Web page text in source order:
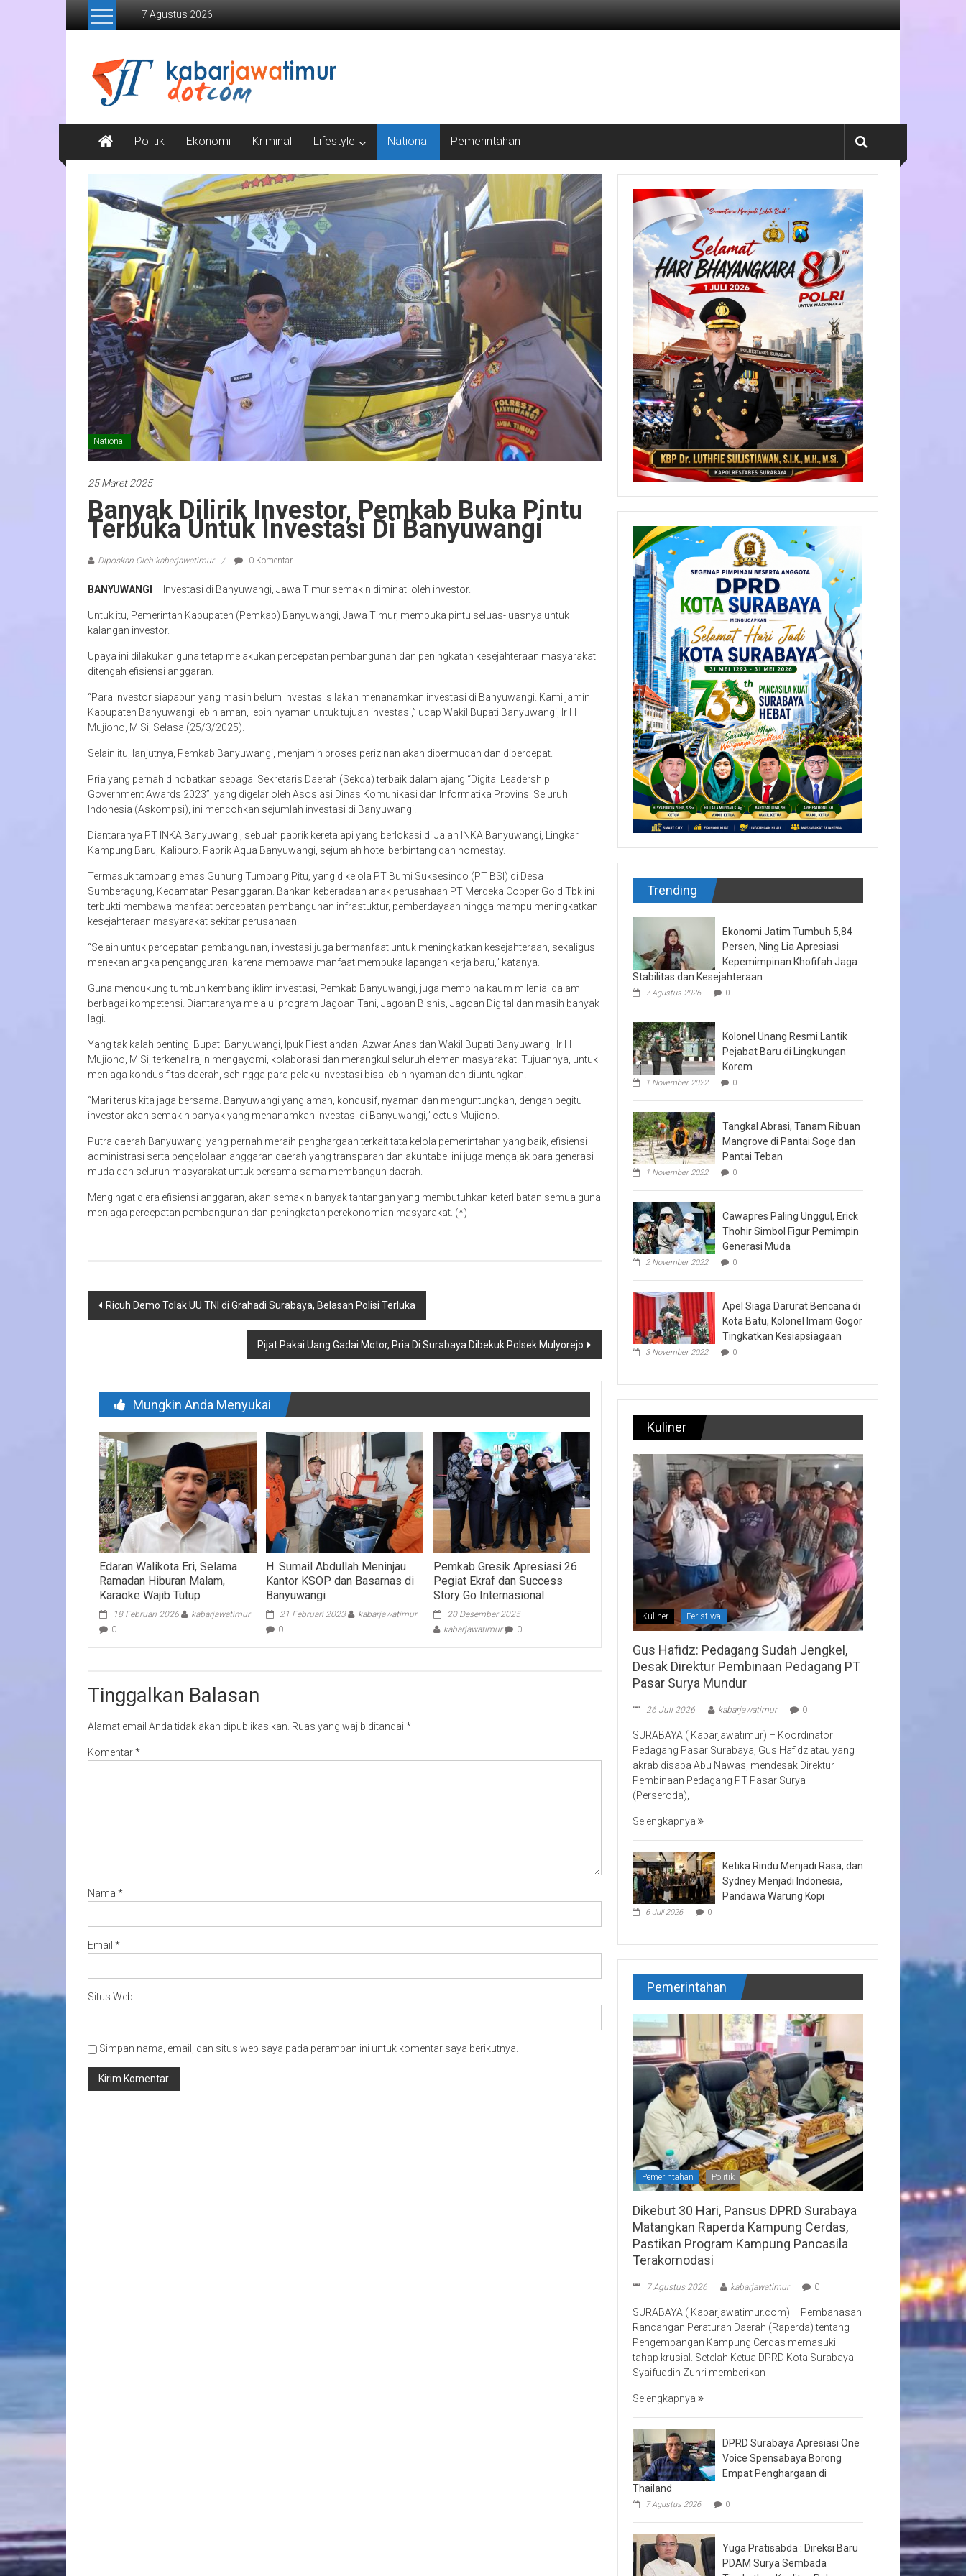
Lompat
7 Agustus 2026
Kabar
Jawa
Timur
Media
Online
Jawa
Timur
Politik Ekonomi Kriminal Lifestyle National Pemerintahan
National
25 Maret 2025
Banyak Dilirik Investor, Pemkab Buka Pintu
Terbuka Untuk Investasi Di Banyuwangi
Diposkan Oleh:kabarjawatimur 0 Komentar
BANYUWANGI – Investasi di Banyuwangi, Jawa Timur semakin diminati oleh investor.
Untuk itu, Pemerintah Kabupaten (Pemkab) Banyuwangi, Jawa Timur, membuka pintu seluas-luasnya untuk
kalangan investor.
Upaya ini dilakukan guna tetap melakukan percepatan pembangunan dan peningkatan kesejahteraan masyarakat
ditengah efisiensi anggaran.
“Para investor siapapun yang masih belum investasi silakan menanamkan investasi di Banyuwangi. Kami jamin
Kabupaten Banyuwangi lebih aman, lebih nyaman untuk tujuan investasi,” ucap Wakil Bupati Banyuwangi, Ir H
Mujiono, M Si, Selasa (25/3/2025).
Selain itu, lanjutnya, Pemkab Banyuwangi, menjamin proses perizinan akan dipermudah dan dipercepat.
Pria yang pernah dinobatkan sebagai Sekretaris Daerah (Sekda) terbaik dalam ajang “Digital Leadership
Government Awards 2023”, yang digelar oleh Asosiasi Dinas Komunikasi dan Informatika Provinsi Seluruh
Indonesia (Askompsi), ini mencohkan sejumlah investasi di Banyuwangi.
Diantaranya PT INKA Banyuwangi, sebuah pabrik kereta api yang berlokasi di Jalan INKA Banyuwangi, Lingkar
Kampung Baru, Kalipuro. Pabrik Aqua Banyuwangi, sejumlah hotel berbintang dan homestay.
Termasuk tambang emas Gunung Tumpang Pitu, yang dikelola PT Bumi Suksesindo (PT BSI) di Desa
Sumberagung, Kecamatan Pesanggaran. Bahkan keberadaan anak perusahaan PT Merdeka Copper Gold Tbk ini
terbukti membawa manfaat percepatan pembangunan infrastuktur, pemberdayaan hingga mampu meningkatkan
kesejahteraan masyarakat sekitar perusahaan.
“Selain untuk percepatan pembangunan, investasi juga bermanfaat untuk meningkatkan kesejahteraan, sekaligus
menekan angka pengangguran, karena membawa manfaat membuka lapangan kerja baru,” katanya.
Guna mendukung tumbuh kembang iklim investasi, Pemkab Banyuwangi, juga membina kaum milenial dalam
berbagai kompetensi. Diantaranya melalui program Jagoan Tani, Jagoan Bisnis, Jagoan Digital dan masih banyak
lagi.
Yang tak kalah penting, Bupati Banyuwangi, Ipuk Fiestiandani Azwar Anas dan Wakil Bupati Banyuwangi, Ir H
Mujiono, M Si, terkenal rajin mengayomi, kolaborasi dan merangkul seluruh elemen masyarakat. Tujuannya, untuk
menjaga kondusifitas daerah, sehingga para pelaku investasi bisa lebih nyaman dan diuntungkan.
“Mari terus kita jaga bersama. Banyuwangi yang aman, kondusif, nyaman dan menguntungkan, dengan begitu
investor akan semakin banyak yang menanamkan investasi di Banyuwangi,” cetus Mujiono.
Putra daerah Banyuwangi yang pernah meraih penghargaan terkait tata kelola pemerintahan yang baik, efisiensi
administrasi serta pengelolaan anggaran daerah yang transparan dan akuntabel ini juga mengajak para generasi
muda dan seluruh masyarakat untuk bersama-sama membangun daerah.
Mengingat diera efisiensi anggaran, akan semakin banyak tantangan yang membutuhkan keterlibatan semua guna
menjaga percepatan pembangunan dan peningkatan perekonomian masyarakat. (*)
Navigasi
Ricuh Demo Tolak UU TNI di Grahadi Surabaya, Belasan Polisi Terluka
Pijat Pakai Uang Gadai Motor, Pria Di Surabaya Dibekuk Polsek Mulyorejo
Mungkin Anda Menyukai
Edaran Walikota Eri, Selama
Ramadan Hiburan Malam,
Karaoke Wajib Tutup
18 Februari 2026
kabarjawatimur
0
H. Sumail Abdullah Meninjau
Kantor KSOP dan Basarnas di
Banyuwangi
21 Februari 2023
kabarjawatimur
0
Pemkab Gresik Apresiasi 26
Pegiat Ekraf dan Success
Story Go Internasional
20 Desember 2025
kabarjawatimur
0
Tinggalkan Balasan
Alamat email Anda tidak akan dipublikasikan. Ruas yang wajib ditandai *
Komentar*
Nama *
Email *
Situs Web
Simpan nama, email, dan situs web saya pada peramban ini untuk komentar saya berikutnya.
Trending
Ekonomi Jatim Tumbuh 5,84
Persen, Ning Lia Apresiasi
Kepemimpinan Khofifah Jaga
Stabilitas dan Kesejahteraan
7 Agustus 2026 0
Kolonel Unang Resmi Lantik
Pejabat Baru di Lingkungan
Korem
1 November 2022 0
Tangkal Abrasi, Tanam Ribuan
Mangrove di Pantai Soge dan
Pantai Teban
1 November 2022 0
Cawapres Paling Unggul, Erick
Thohir Simbol Figur Pemimpin
Generasi Muda
2 November 2022 0
Apel Siaga Darurat Bencana di
Kota Batu, Kolonel Imam Gogor
Tingkatkan Kesiapsiagaan
3 November 2022 0
Kuliner
Kuliner Peristiwa
Gus Hafidz: Pedagang Sudah Jengkel,
Desak Direktur Pembinaan Pedagang PT
Pasar Surya Mundur
26 Juli 2026 kabarjawatimur 0
SURABAYA ( Kabarjawatimur) – Koordinator
Pedagang Pasar Surabaya, Gus Hafidz atau yang
akrab disapa Abu Nawas, mendesak Direktur
Pembinaan Pedagang PT Pasar Surya
(Perseroda),
Selengkapnya
Ketika Rindu Menjadi Rasa, dan
Sydney Menjadi Indonesia,
Pandawa Warung Kopi
6 Juli 2026 0
Pemerintahan
Pemerintahan Politik
Dikebut 30 Hari, Pansus DPRD Surabaya
Matangkan Raperda Kampung Cerdas,
Pastikan Program Kampung Pancasila
Terakomodasi
7 Agustus 2026 kabarjawatimur 0
SURABAYA ( Kabarjawatimur.com) – Pembahasan
Rancangan Peraturan Daerah (Raperda) tentang
Pengembangan Kampung Cerdas memasuki
tahap krusial. Setelah Ketua DPRD Kota Surabaya
Syaifuddin Zuhri memberikan
Selengkapnya
DPRD Surabaya Apresiasi One
Voice Spensabaya Borong
Empat Penghargaan di
Thailand
7 Agustus 2026 0
Yuga Pratisabda : Direksi Baru
PDAM Surya Sembada